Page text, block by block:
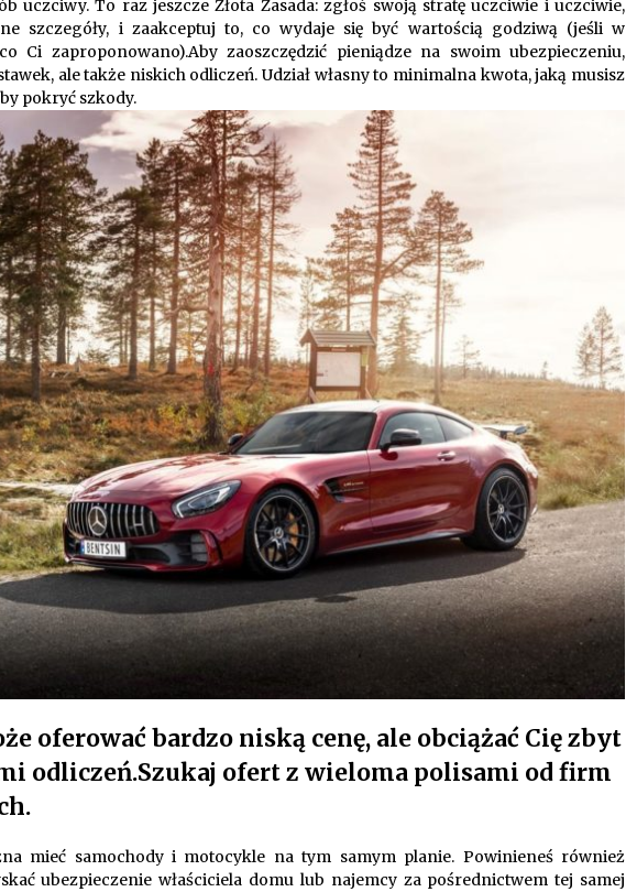
uczciwy. To raz jeszcze Złota Zasada: zgłoś swoją stratę uczciwie i uczciwie,
szczegóły, i zaakceptuj to, co wydaje się być wartością godziwą (jeśli w
Ci zaproponowano).Aby zaoszczędzić pieniądze na swoim ubezpieczeniu,
ale także niskich odliczeń. Udział własny to minimalna kwota, jaką musisz
pokryć szkody.
oferować bardzo niską cenę, ale obciążać Cię zbyt
odliczeń.Szukaj ofert z wieloma polisami od firm
mieć samochody i motocykle na tym samym planie. Powinieneś również
ubezpieczenie właściciela domu lub najemcy za pośrednictwem tej samej